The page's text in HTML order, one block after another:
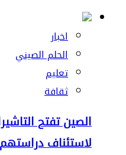
اخبار
الحلم الصيني
تعليم
ثقافة
الصين تفتح
لاستئناف دراستهم